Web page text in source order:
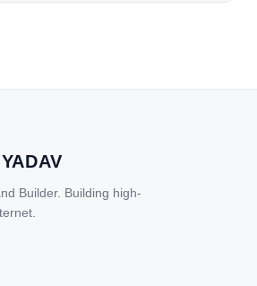
Builder. Building high-